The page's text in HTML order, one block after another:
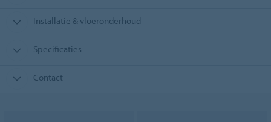
Installatie & vloeronderhoud
Specificaties
Contact